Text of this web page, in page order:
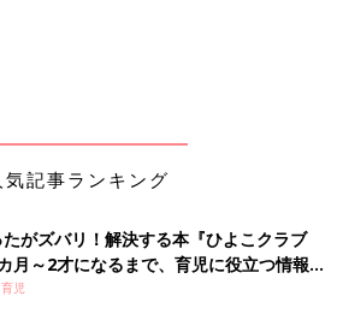
記事ランキング
がズバリ！解決する本『ひよこクラブ
～2才になるまで、育児に役立つ情報が
児